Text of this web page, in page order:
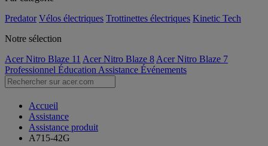
Predator Vélos électriques Trottinettes électriques Kinetic Tech
Notre sélection
Acer Nitro Blaze 11 Acer Nitro Blaze 8 Acer Nitro Blaze 7
Professionnel Éducation Assistance Événements
Accueil
Assistance
Assistance produit
A715-42G